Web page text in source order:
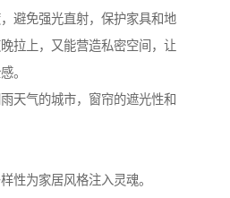
避免强光直射，保护家具和地
拉上，又能营造私密空间，让
。
天气的城市，窗帘的遮光性和
性为家居风格注入灵魂。